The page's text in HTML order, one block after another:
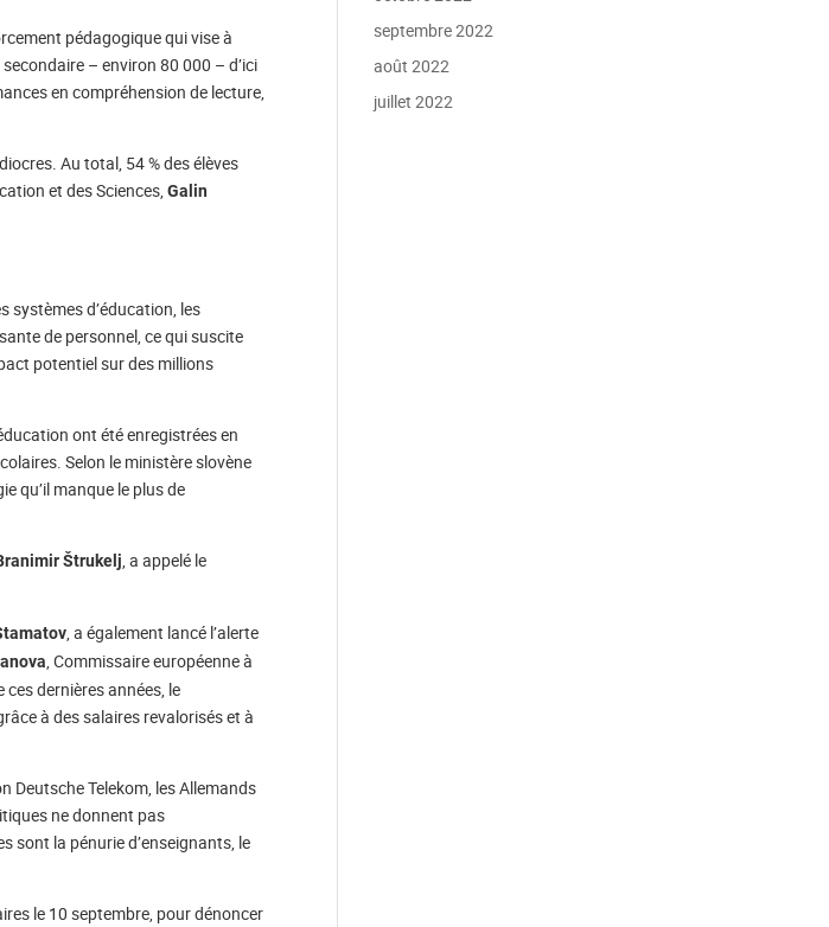
pédagogique qui vise à
– environ 80 000 – d’ici
en compréhension de lecture,
Au total, 54 % des élèves
et des Sciences,Galin
systèmes d’éducation, les
de personnel, ce qui suscite
potentiel sur des millions
ont été enregistrées en
Selon le ministère slovène
qu’il manque le plus de
Štrukelj , a appelé le
, a également lancé l’alerte
, Commissaire européenne à
ces dernières années, le
à des salaires revalorisés et à
Deutsche Telekom, les Allemands
ne donnent pas
sont la pénurie d’enseignants, le
le 10 septembre, pour dénoncer
septembre 2022
août 2022
juillet 2022